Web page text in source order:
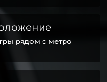
рядом с метро